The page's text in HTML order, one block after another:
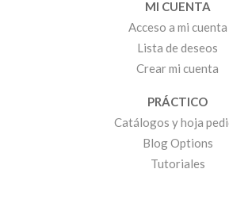
MI CUENTA
Acceso a mi cuenta
Lista de deseos
Crear mi cuenta
PRÁCTICO
Catálogos y hoja
Blog Options
Tutoriales